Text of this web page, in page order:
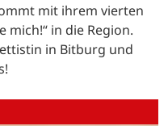
mit ihrem vierten
mich!“ in die Region.
in Bitburg und